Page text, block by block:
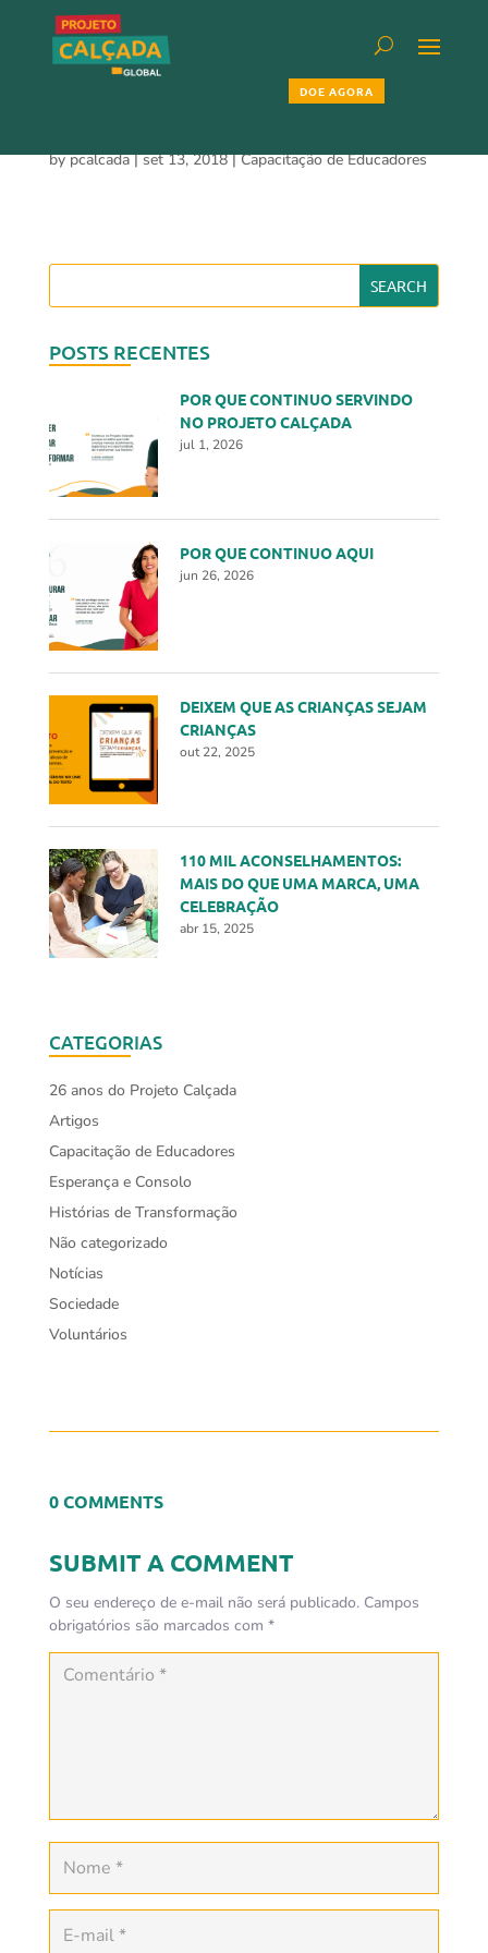
DOE AGORA
bypcalcada|set 13, 2018|Capacitação de Educadores
POSTS RECENTES
POR QUE CONTINUO SERVINDO
NO PROJETO CALÇADA
jul 1, 2026
POR QUE CONTINUO AQUI
jun 26, 2026
DEIXEM QUE AS CRIANÇAS SEJAM
CRIANÇAS
out 22, 2025
110 MIL ACONSELHAMENTOS:
MAIS DO QUE UMA MARCA, UMA
CELEBRAÇÃO
abr 15, 2025
CATEGORIAS
26 anos do Projeto Calçada
Artigos
Capacitação de Educadores
Esperança e Consolo
Histórias de Transformação
Não categorizado
Notícias
Sociedade
Voluntários
0 COMMENTS
SUBMIT A COMMENT
O seu endereço de e-mail não será publicado. Campos
obrigatórios são marcados com *